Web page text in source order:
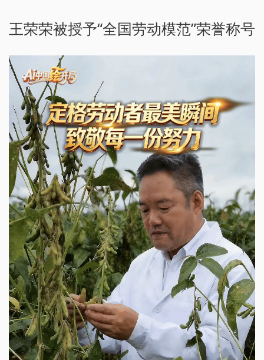
王荣荣被授予“全国劳动模范”荣誉称号